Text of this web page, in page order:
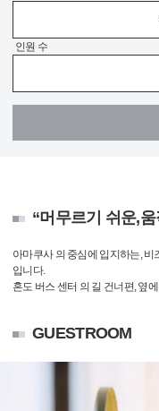
인원 수
“머무르기 쉬운,
아마쿠사 의 중심에 입지하는,
입니다.
혼도 버스 센터 의 길 건너편, 옆
GUESTROOM